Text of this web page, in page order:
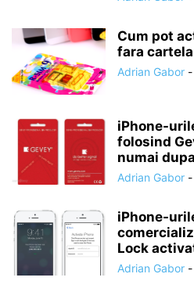
Cum pot
fara
Adrian Gabor -
iPhone-
folosind
numai
Adrian Gabor -
iPhone-
Lock
Adrian Gabor -